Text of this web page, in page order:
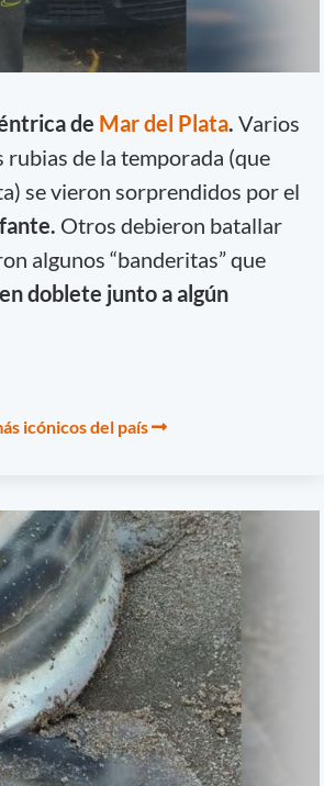
de Mar del Plata. Varios
de la temporada (que
se vieron sorprendidos por el
Otros debieron batallar
algunos “banderitas” que
doblete junto a algún
icónicos del país